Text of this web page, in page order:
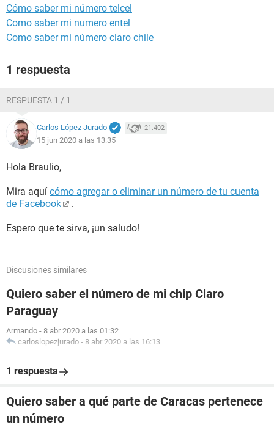
Cómo saber mi número telcel
Como saber mi numero entel
Como saber mi número claro chile
1 respuesta
RESPUESTA 1 / 1
Carlos López Jurado 21.402
15 jun 2020 a las 13:35
Hola Braulio,
Mira aquí cómo agregar o eliminar un número de tu cuenta
de Facebook
.
Espero que te sirva, ¡un saludo!
Discusiones similares
Quiero saber el número de mi chip Claro
Paraguay
Armando - 8 abr 2020 a las 01:32
carloslopezjurado - 8 abr 2020 a las 16:13
1 respuesta
Quiero saber a qué parte de Caracas pertenece
un número